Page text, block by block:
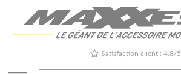
Satisfaction client : 4.8/5